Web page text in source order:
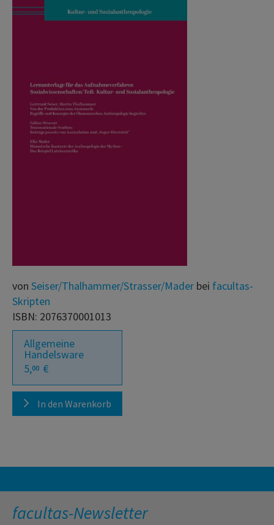
von Seiser/Thalhammer/Strasser/Mader bei facultas-
Skripten
ISBN: 2076370001013
Allgemeine
Handelsware
5,00 €
In den Warenkorb
facultas-Newsletter